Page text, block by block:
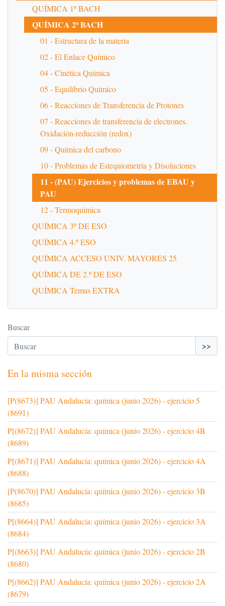
QUÍMICA 1º BACH
QUÍMICA 2º BACH
01 - Estructura de la materia
02 - El Enlace Químico
04 - Cinética Química
05 - Equilibrio Químico
06 - Reacciones de Transferencia de Protones
07 - Reacciones de transferencia de electrones.
Oxidación-reducción (redox)
09 - Química del carbono
10 - Problemas de Estequiometría y Disoluciones
11 - (PAU) Ejercicios y problemas de EBAU y
PAU
12 - Termoquímica
QUÍMICA 3º DE ESO
QUÍMICA 4.º ESO
QUÍMICA ACCESO UNIV. MAYORES 25
QUÍMICA DE 2.º DE ESO
QUÍMICA Temas EXTRA
Buscar
>>
En la misma sección
[P(8673)] PAU Andalucía: química (junio 2026) - ejercicio 5
(8691)
P[(8672)] PAU Andalucía: química (junio 2026) - ejercicio 4B
(8689)
P[(8671)] PAU Andalucía: química (junio 2026) - ejercicio 4A
(8688)
[P(8670)] PAU Andalucía: química (junio 2026) - ejercicio 3B
(8685)
P[(8664)] PAU Andalucía: química (junio 2026) - ejercicio 3A
(8684)
P[(8663)] PAU Andalucía: química (junio 2026) - ejercicio 2B
(8680)
P[(8662)] PAU Andalucía: química (junio 2026) - ejercicio 2A
(8679)